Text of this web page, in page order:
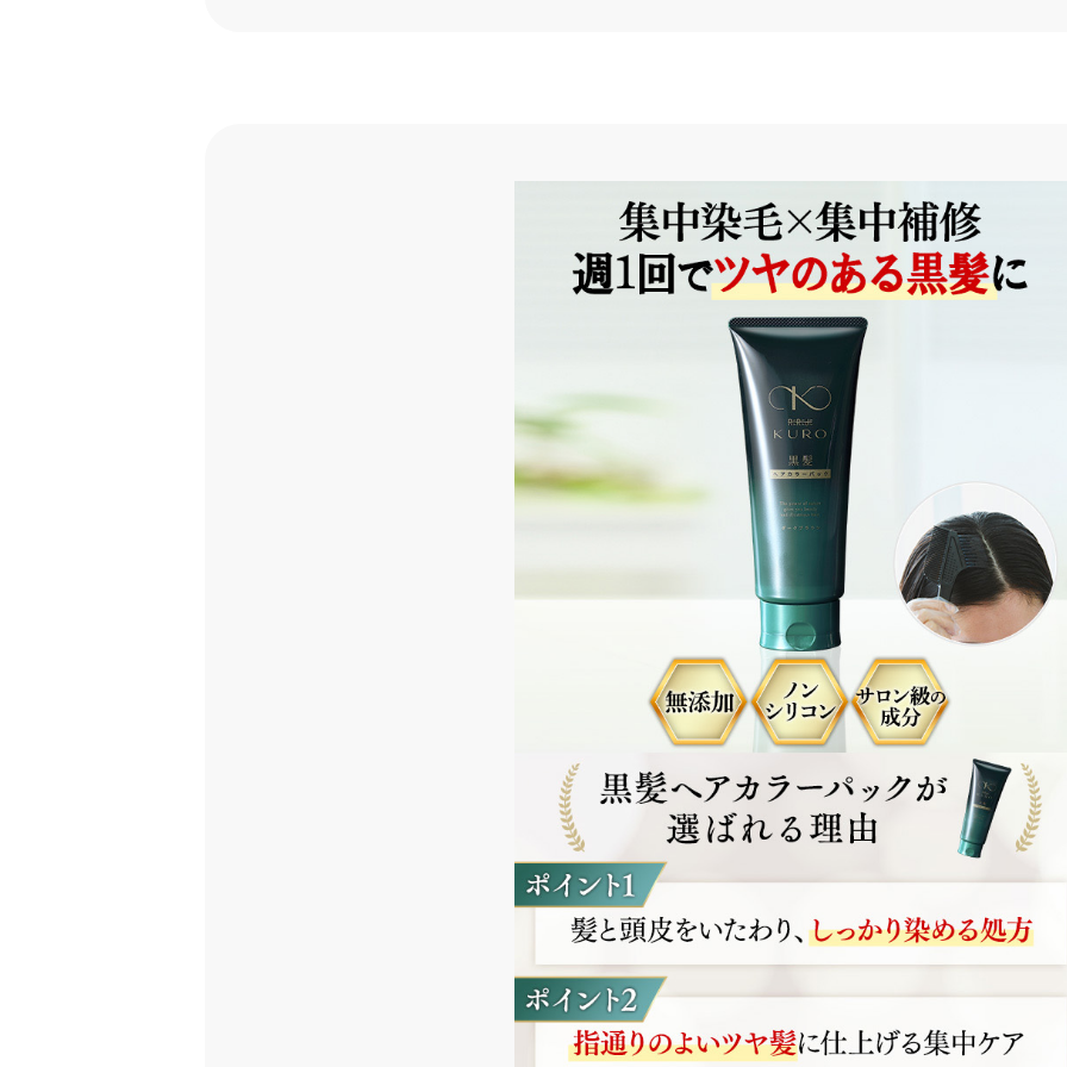
アスコルビル、アミリスバルサミフェラ樹皮油、アルテミシアパレンス花／葉／茎油、イ
皮油、ニクズク核油、ビターオレンジ果皮油、ビターオレンジ花油、マヨラナ葉油、マン
アレルギー体質の方、肌が敏感な方はご使用前に必ずパッチテストを行ってください。
お肌や頭皮に異常が生じていないかよく注意して使用してください。
お肌や頭皮に合わないとき即ち次のような場合には、ご使用をおやめください。そのまま
させることがありますので、皮膚科専門医等にご相談されることをおすすめします。(1)使
激、色抜け（白斑等）や黒ずみ（製品による汚れを除く）等の異常があらわれた場合(2)使
傷、はれもの、湿疹等、異常のあるときはお使いにならないでください。
皮膚、爪、浴室等についた場合はすぐに洗い流してください。そのまま置いておくと色が
パーマ、その他の染毛剤等とあわせてご使用される場合、髪の状態によっては思い通りの
衣服や布等につくと取れにくい場合がございますので、ご注意ください。
髪が濡れた状態では衣服や帽子、タオル、枕カバー等に色移りすることがありますので、
使用後は必ずしっかり蓋をしめてください。
乳幼児の手の届かないところに保管してください。
極端に高温または低温の場所、直射日光のあたる場所に保管しないでください。